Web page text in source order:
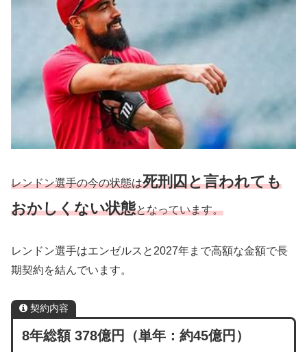
レンドン選手の今の状態は死刑囚と言われても
おかしくない状態となっています。
レンドン選手はエンゼルスと2027年まで高額な金額で長
期契約を結んでいます。
契約内容
8年総額 378億円（単年：約45億円）